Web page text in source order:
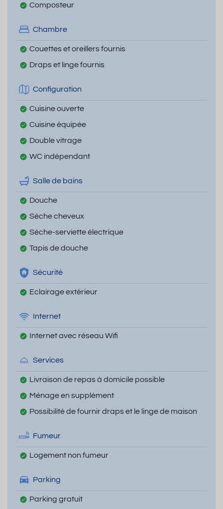
Composteur
Chambre
Couettes et oreillers fournis
Draps et linge fournis
Configuration
Cuisine ouverte
Cuisine équipée
Double vitrage
WC indépendant
Salle de bains
Douche
Sèche cheveux
Sèche-serviette électrique
Tapis de douche
Sécurité
Eclairage extérieur
Internet
Internet avec réseau Wifi
Services
Livraison de repas à domicile possible
Ménage en supplément
Possibilité de fournir draps et le linge de maison
Fumeur
Logement non fumeur
Parking
Parking gratuit